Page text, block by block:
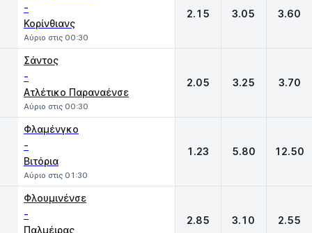
-
Κορίνθιανς
Αύριο στις 00:30
2.15 3.05 3.60
Σάντος
-
Ατλέτικο Παραναένσε
Αύριο στις 00:30
2.05 3.25 3.70
Φλαμένγκο
-
Βιτόρια
Αύριο στις 01:30
1.23 5.80 12.50
Φλουμινένσε
-
Παλμέιρας
2.85 3.10 2.55